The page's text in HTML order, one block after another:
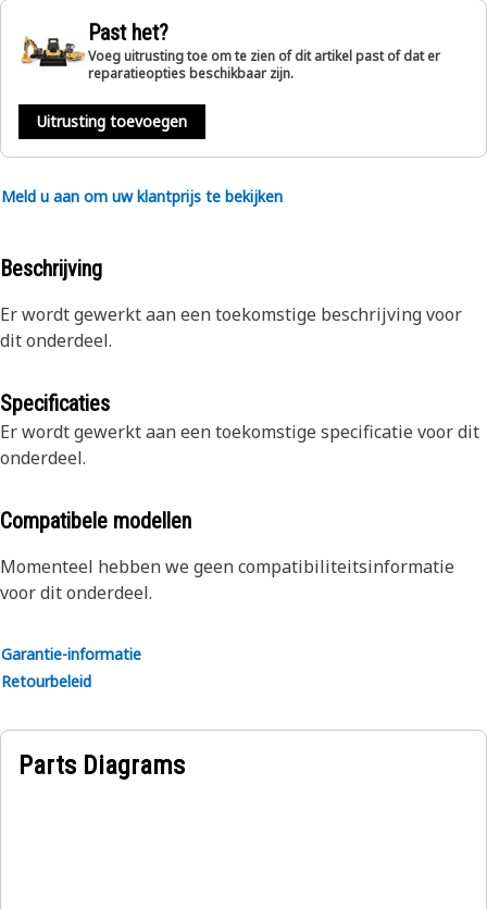
Past het?
Voeg uitrusting toe om te zien of dit artikel past of dat er
reparatieopties beschikbaar zijn.
Uitrusting toevoegen
Meld u aan om uw klantprijs te bekijken
Beschrijving
Er wordt gewerkt aan een toekomstige beschrijving voor
dit onderdeel.
Specificaties
Er wordt gewerkt aan een toekomstige specificatie voor dit
onderdeel.
Compatibele modellen
Momenteel hebben we geen compatibiliteitsinformatie
voor dit onderdeel.
Garantie-informatie
Retourbeleid
Parts Diagrams